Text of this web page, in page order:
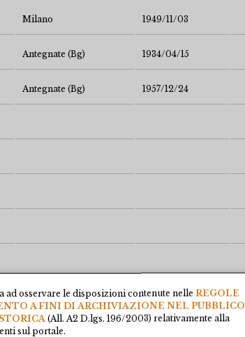
ad osservare le disposizioni contenute nelle REGOLE
A FINI DI ARCHIVIAZIONE NEL PUBBLICO
(All. A2 D.lgs. 196/2003) relativamente alla
sul portale.
Milano 1949/11/03
Antegnate (Bg) 1934/04/15
Antegnate (Bg) 1957/12/24